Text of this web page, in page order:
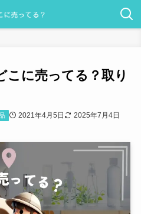
こに売ってる？取り
2021年4月5日 2025年7月4日